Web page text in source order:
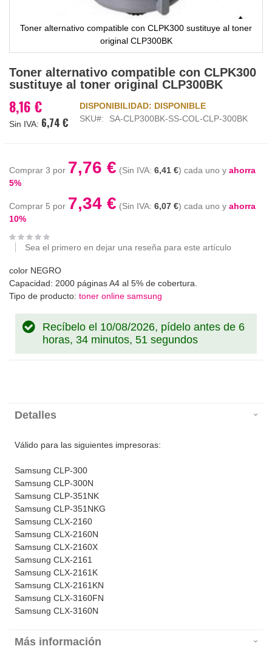
Toner alternativo compatible con CLPK300 sustituye al toner
original CLP300BK
al
comienzo
la
galería
Toner alternativo compatible con CLPK300
sustituye al toner original CLP300BK
8,16 €
6,74 €
DISPONIBILIDAD: DISPONIBLE
SKU
SA-CLP300BK-SS-COL-CLP-300BK
Comprar 3 por 7,76 € 6,41 € cada uno y ahorra
5%
Comprar 5 por 7,34 € 6,07 € cada uno y ahorra
10%
Sea el primero en dejar una reseña para este artículo
color NEGRO
Capacidad: 2000 páginas A4 al 5% de cobertura.
Tipo de producto: toner online samsung
Recíbelo el 10/08/2026, pídelo antes de 6
horas, 34 minutos, 51 segundos
Detalles
Válido para las siguientes impresoras:
Samsung CLP-300
Samsung CLP-300N
Samsung CLP-351NK
Samsung CLP-351NKG
Samsung CLX-2160
Samsung CLX-2160N
Samsung CLX-2160X
Samsung CLX-2161
Samsung CLX-2161K
Samsung CLX-2161KN
Samsung CLX-3160FN
Samsung CLX-3160N
Más información